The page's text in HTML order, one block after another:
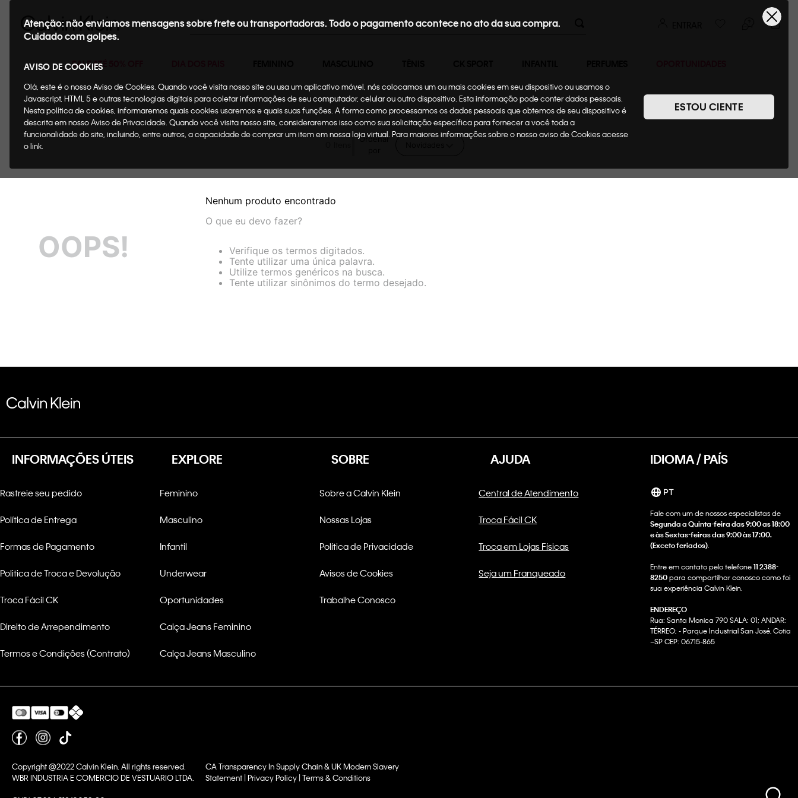
Buscar
SALE ATÉ 50% OFF
Atenção: não enviamos mensagens sobre frete ou transportadoras. Todo o pagamento acontece no ato da sua compra.
Cuidado com golpes.
AVISO DE COOKIES
Olá, este é o nosso Aviso de Cookies. Quando você visita nosso site ou usa um aplicativo móvel, nós colocamos um ou mais cookies em seu dispositivo ou usamos o
Javascript, HTML 5 e outras tecnologias digitais para coletar informações de seu computador, celular ou outro dispositivo. Esta informação pode conter dados pessoais.
Nesta política de cookies, informaremos quais cookies usaremos e quais suas funções. A forma como processamos os dados pessoais que obtemos de seu dispositivo é
descrita em nosso Aviso de Privacidade. Quando você visita nosso site, consideraremos isso como sua solicitação específica para fornecer a você toda a
funcionalidade do site, incluindo, entre outros, a capacidade de comprar um item em nossa loja virtual. Para maiores informações sobre o nosso aviso de Cookies acesse
o link.
ESTOU CIENTE
Ordenar
OOPS!
Nenhum produto encontrado
O que eu devo fazer?
Verifique os termos digitados.
Tente utilizar uma única palavra.
Utilize termos genéricos na busca.
Tente utilizar sinônimos do termo desejado.
INFORMAÇÕES ÚTEIS
Rastreie seu pedido
Política de Entrega
Formas de Pagamento
Politica de Troca e Devolução
Troca Fácil CK
Direito de Arrependimento
Termos e Condições (Contrato)
EXPLORE
Feminino
Masculino
Infantil
Underwear
Oportunidades
Calça Jeans Feminino
Calça Jeans Masculino
SOBRE
Sobre a Calvin Klein
Nossas Lojas
Política de Privacidade
Avisos de Cookies
Trabalhe Conosco
AJUDA
Central de Atendimento
Troca Fácil CK
Troca em Lojas Físicas
Seja um Franqueado
IDIOMA / PAÍS
PT
Fale com um de nossos especialistas de
Segunda a Quinta-feira das 9:00 as 18:00
e às Sextas-feiras das 9:00 às 17:00.
(Exceto feriados)
Entre em contato pelo telefone11 2388-
8250para compartilhar conosco como foi
sua experiência Calvin Klein.
ENDEREÇO
Rua: Santa Monica 790 SALA: 01; ANDAR:
TÉRREO; - Parque Industrial San José, Cotia
–SP CEP: 06715-865
Copyright @2022 Calvin Klein. All rights reserved.
WBR INDUSTRIA E COMERCIO DE VESTUARIO LTDA.
CA Transparency In Supply Chain & UK Modern Slavery
Statement | Privacy Policy | Terms & Conditions